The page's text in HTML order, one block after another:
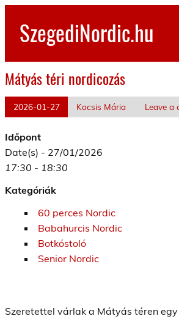
Skip
contentSzegediNordic.hu
Mátyás téri nordicozás
2026-01-27 Kocsis Mária Leave a
Időpont
Date(s) - 27/01/2026
17:30 - 18:30
Kategóriák
60 perces Nordic
Babahurcis Nordic
Botkóstoló
Senior Nordic
Szeretettel várlak a Mátyás téren